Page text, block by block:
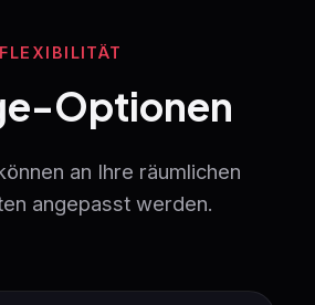
FLEXIBILITÄT
Optionen
an Ihre räumlichen
angepasst werden.